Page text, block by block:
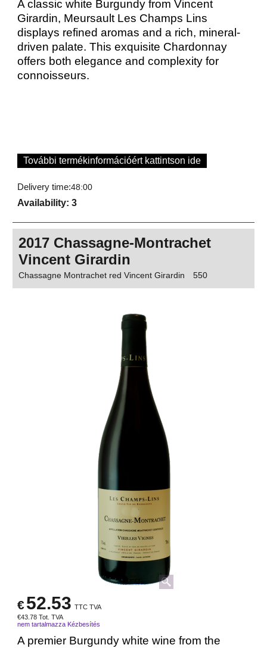
A classic white Burgundy from Vincent
Girardin, Meursault Les Champs Lins
displays refined aromas and a rich, mineral-
driven palate. This exquisite Chardonnay
offers both elegance and complexity for
connoisseurs.
További termékinformációért kattintson ide
Delivery time:48:00
Availability: 3
2017 Chassagne-Montrachet
Vincent Girardin
Chassagne Montrachet red Vincent Girardin 550
€52.53 TTC TVA
€43.78 Tot. TVA
nem tartalmazza Kézbesítés
A premier Burgundy white wine from the